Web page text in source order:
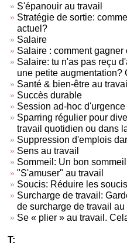
S'épanouir au travail
Stratégie de sortie:
actuel?
Salaire
Salaire : comment gagner
Salaire: tu n'as pas reçu
une petite augmentation?
Santé & bien-être au
Succès durable
Session ad-hoc
Sparring régulier pour
travail quotidien ou dans
Suppression d'emplois
Sens au travail
Sommeil: Un bon
"S'amuser" au travail
Soucis: Réduire les soucis
Surcharge de travail:
de surcharge de travail au
Se « plier » au travail.
T: